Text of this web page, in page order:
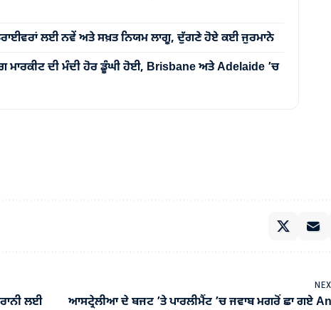
ਲਈ ਨਵੇਂ ਅਤੇ ਸਖ਼ਤ ਨਿਯਮ ਲਾਗੂ, ਦੁੱਗਣੇ ਹੋਏ ਕਈ ਜੁਰਮਾਨੇ
ਮਾਰਕੀਟ ਦੀ ਮੰਦੀ ਹੋਰ ਡੂੰਘੀ ਹੋਈ, Brisbane ਅਤੇ Adelaide ’ਚ
ਲਈ
ਆਸਟ੍ਰੇਲੀਆ ਦੇ ਬਜਟ ’ਤੇ ਪਾਰਲੀਮੈਂਟ ’ਚ ਜਵਾਬ ਮਗਰੋਂ ਛਾ ਗਏ